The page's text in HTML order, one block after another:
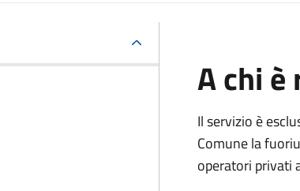
A chi
Il servizio è
Comune la
operatori privati